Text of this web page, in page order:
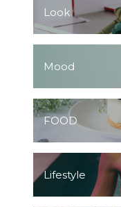
Look
Mood
FOOD
Lifestyle